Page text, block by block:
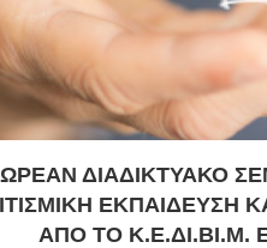
ΔΙΑΔΙΚΤΥΑΚΟ
ΕΚΠΑΙΔΕΥΣΗ
AΠO ΤΟ Κ.Ε.ΔΙ.ΒΙ.Μ.